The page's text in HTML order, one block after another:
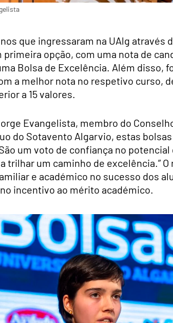
que ingressaram na UAlg através
primeira opção, com uma nota de
Bolsa de Excelência. Além
a melhor nota no respetivo curso,
a 15 valores.
Evangelista, membro do
do Sotavento Algarvio, estas
um voto de confiança no
trilhar um caminho de excelência.”
e académico no sucesso dos
incentivo ao mérito académico.